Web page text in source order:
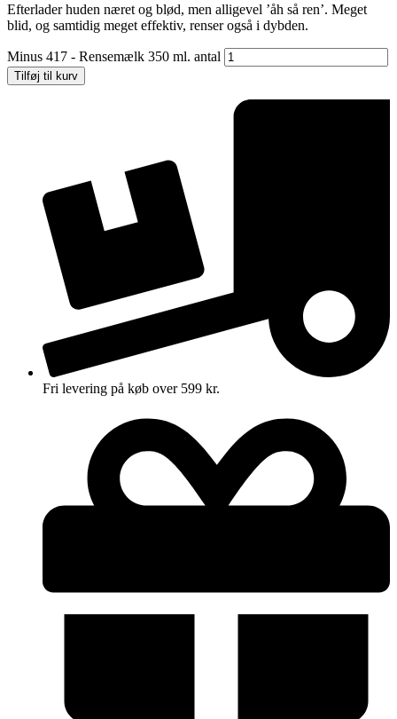
Efterlader huden næret og blød, men alligevel ’åh så ren’. Meget
blid, og samtidig meget effektiv, renser også i dybden.
Minus 417 - Rensemælk 350 ml. antal
Tilføj til kurv
Fri levering på køb over 599 kr.